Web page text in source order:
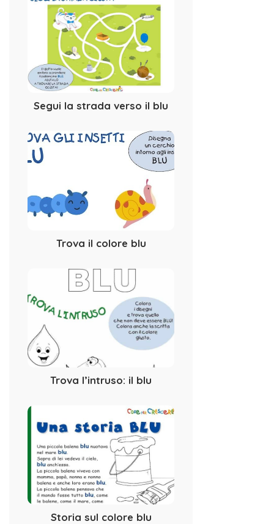
Segui la strada verso il blu
Trova il colore blu
Trova l’intruso: il blu
Storia sul colore blu